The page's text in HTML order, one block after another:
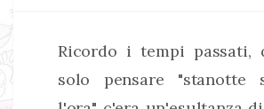
Ricordo i tempi passati,
solo pensare "stanotte